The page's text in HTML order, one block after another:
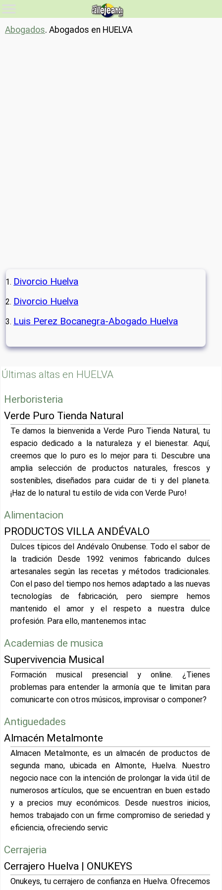
Abogados. Abogados en HUELVA
Divorcio Huelva
Divorcio Huelva
Luis Perez Bocanegra-Abogado Huelva
Últimas altas en HUELVA
Herboristeria
Verde Puro Tienda Natural
Te damos la bienvenida a Verde Puro Tienda Natural, tu
espacio dedicado a la naturaleza y el bienestar. Aquí,
creemos que lo puro es lo mejor para ti. Descubre una
amplia selección de productos naturales, frescos y
sostenibles, diseñados para cuidar de ti y del planeta.
¡Haz de lo natural tu estilo de vida con Verde Puro!
Alimentacion
PRODUCTOS VILLA ANDÉVALO
Dulces típicos del Andévalo Onubense. Todo el sabor de
la tradición Desde 1992 venimos fabricando dulces
artesanales según las recetas y métodos tradicionales.
Con el paso del tiempo nos hemos adaptado a las nuevas
tecnologías de fabricación, pero siempre hemos
mantenido el amor y el respeto a nuestra dulce
profesión. Para ello, mantenemos intac
Academias de musica
Supervivencia Musical
Formación musical presencial y online. ¿Tienes
problemas para entender la armonía que te limitan para
comunicarte con otros músicos, improvisar o componer?
Antiguedades
Almacén Metalmonte
Almacen Metalmonte, es un almacén de productos de
segunda mano, ubicada en Almonte, Huelva. Nuestro
negocio nace con la intención de prolongar la vida útil de
numerosos artículos, que se encuentran en buen estado
y a precios muy económicos. Desde nuestros inicios,
hemos trabajado con un firme compromiso de seriedad y
eficiencia, ofreciendo servic
Cerrajeria
Cerrajero Huelva | ONUKEYS
Onukeys, tu cerrajero de confianza en Huelva. Ofrecemos